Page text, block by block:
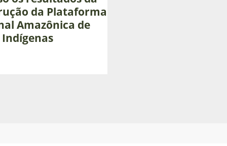
da Plataforma
Amazônica de
Indígenas